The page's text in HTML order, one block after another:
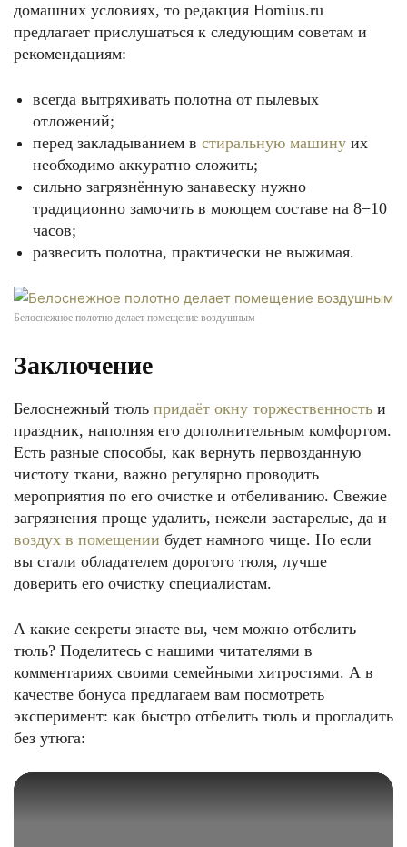
домашних условиях, то редакция Homius.ru
предлагает прислушаться к следующим советам и
рекомендациям:
всегда вытряхивать полотна от пылевых
отложений;
перед закладыванием в стиральную машину их
необходимо аккуратно сложить;
сильно загрязнённую занавеску нужно
традиционно замочить в моющем составе на 8−10
часов;
развесить полотна, практически не выжимая.
Белоснежное полотно делает помещение воздушным
Заключение
Белоснежный тюль придаёт окну торжественность и
праздник, наполняя его дополнительным комфортом.
Есть разные способы, как вернуть первозданную
чистоту ткани, важно регулярно проводить
мероприятия по его очистке и отбеливанию. Свежие
загрязнения проще удалить, нежели застарелые, да и
воздух в помещении будет намного чище. Но если
вы стали обладателем дорогого тюля, лучше
доверить его очистку специалистам.
А какие секреты знаете вы, чем можно отбелить
тюль? Поделитесь с нашими читателями в
комментариях своими семейными хитростями. А в
качестве бонуса предлагаем вам посмотреть
эксперимент: как быстро отбелить тюль и прогладить
без утюга: